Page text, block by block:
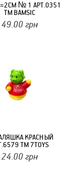
№ 1 АРТ.0351
ТМ BAMSIC
49.00 грн
КРАСНЫЙ
ТМ 7TOYS
24.00 грн